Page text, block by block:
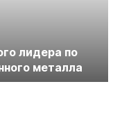
лидера по
металла